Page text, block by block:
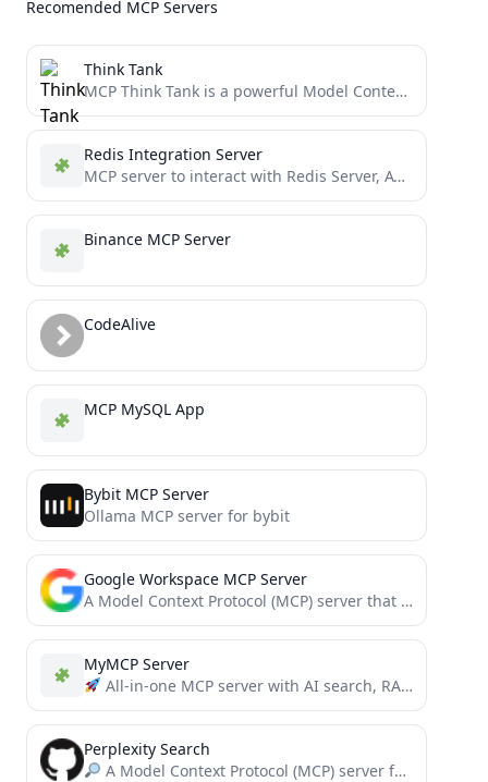
Recomended MCP Servers
Think Tank
MCP Think Tank is a powerful Model Context Protocol (MCP) server designed to enhance the capabilities of AI...
Redis Integration Server
MCP server to interact with Redis Server, AWS Memory DB, etc for caching or other use-cases where in-memory...
Binance MCP Server
CodeAlive
MCP MySQL App
Bybit MCP Server
Ollama MCP server for bybit
Google Workspace MCP Server
A Model Context Protocol (MCP) server that provides authenticated access to Google Workspace APIs, offering integrated Authentication, Gmail,...
MyMCP Server
All-in-one MCP server with AI search, RAG, and multi-service integrations (GitLab/Jira/Confluence/YouTube) for AI-enhanced development workflows
Perplexity Search
A Model Context Protocol (MCP) server for integrating Perplexity's AI API with LLMs.